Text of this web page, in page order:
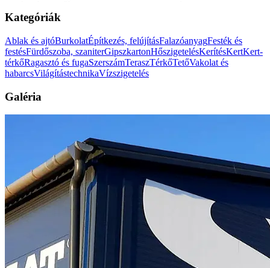
Kategóriák
Ablak és ajtóBurkolatÉpítkezés, felújításFalazóanyagFesték és
festésFürdőszoba, szaniterGipszkartonHőszigetelésKerítésKertKert-
térkőRagasztó és fugaSzerszámTeraszTérkőTetőVakolat és
habarcsVilágítástechnikaVízszigetelés
Galéria